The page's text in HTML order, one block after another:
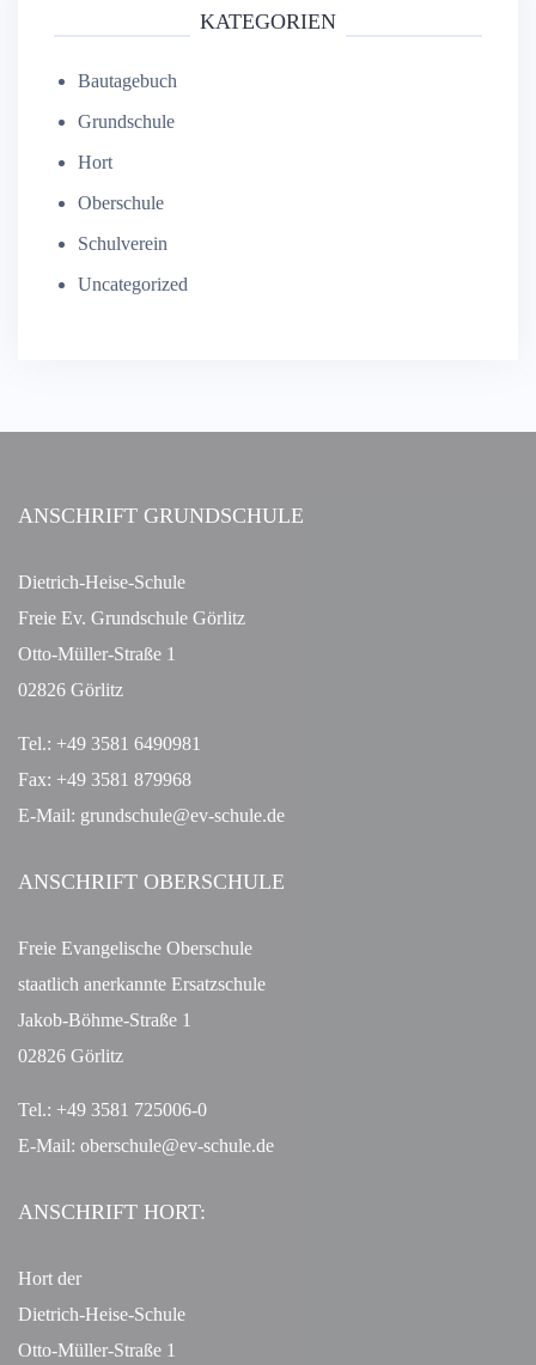
KATEGORIEN
Bautagebuch
Grundschule
Hort
Oberschule
Schulverein
Uncategorized
ANSCHRIFT GRUNDSCHULE
Dietrich-Heise-Schule
Freie Ev. Grundschule Görlitz
Otto-Müller-Straße 1
02826 Görlitz
Tel.: +49 3581 6490981
Fax: +49 3581 879968
E-Mail: grundschule@ev-schule.de
ANSCHRIFT OBERSCHULE
Freie Evangelische Oberschule
staatlich anerkannte Ersatzschule
Jakob-Böhme-Straße 1
02826 Görlitz
Tel.: +49 3581 725006-0
E-Mail: oberschule@ev-schule.de
ANSCHRIFT HORT:
Hort der
Dietrich-Heise-Schule
Otto-Müller-Straße 1